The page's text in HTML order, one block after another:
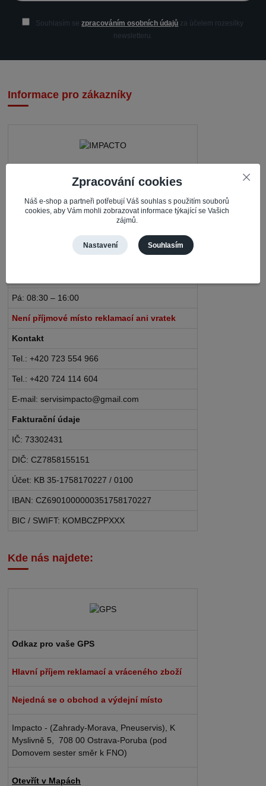
Souhlasím sezpracováním osobních údajů za účelem rozesílky
newsletteru.
Informace pro zákazníky
IMPACTO – Ingrid Kaczorová
Nerudova 468
735 81 Bohumín – Nový Bohumín
Pá: 08:30 – 16:00
Není příjmové místo reklamací ani vratek
Kontakt
Tel.: +420 723 554 966
Tel.: +420 724 114 604
E-mail: servisimpacto@gmail.com
Fakturační údaje
IČ: 73302431
DIČ: CZ7858155151
Účet: KB 35-1758170227 / 0100
IBAN: CZ6901000000351758170227
BIC / SWIFT: KOMBCZPPXXX
Kde nás najdete:
Odkaz pro vaše GPS
Hlavní příjem reklamací a vráceného zboží
Nejedná se o obchod a výdejní místo
Impacto - (Zahrady-Morava, Pneuservis), K
Myslivně 5, 708 00 Ostrava-Poruba (pod
Domovem sester směr k FNO)
Otevřít v Mapách
Zpracování cookies
Náš e-shop a partneři potřebují Váš souhlas s použitím souborů
cookies, aby Vám mohli zobrazovat informace týkající se Vašich
zájmů.
Nastavení Souhlasím